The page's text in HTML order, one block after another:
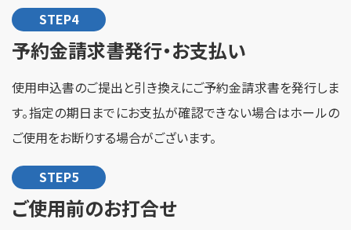
STEP4
予約金請求書発行・お支払い
使用申込書のご提出と引き換えにご予約金請求書を発行しま
す。指定の期日までにお支払が確認できない場合はホールの
ご使用をお断りする場合がございます。
STEP5
ご使用前のお打合せ